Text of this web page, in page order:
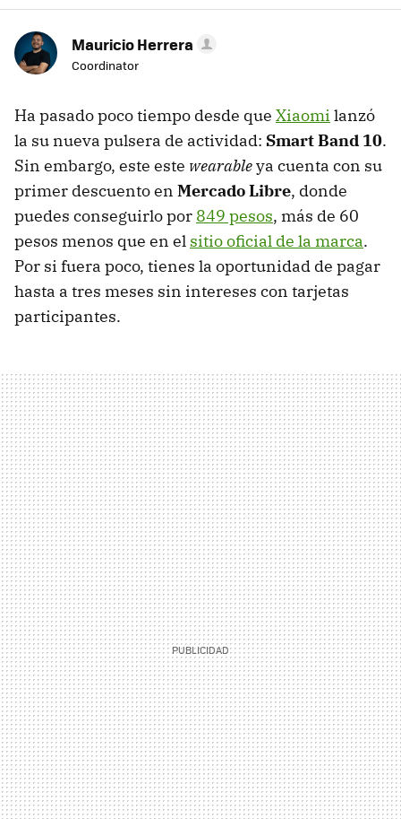
Mauricio Herrera
Coordinator
Ha pasado poco tiempo desde que Xiaomi lanzó
la su nueva pulsera de actividad: Smart Band 10.
Sin embargo, este este wearableya cuenta con su
primer descuento en Mercado Libre, donde
puedes conseguirlo por 849 pesos, más de 60
pesos menos que en el sitio oficial de la marca.
Por si fuera poco, tienes la oportunidad de pagar
hasta a tres meses sin intereses con tarjetas
participantes.